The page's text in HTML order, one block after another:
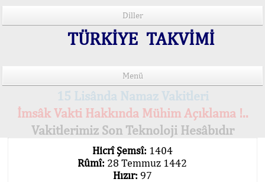
Diller
TÜRKİYE TAKVİMİ
Menü
15 Lisânda Namaz Vakitleri
İmsâk Vakti Hakkında Mühim Açıklama !..
Vakitlerimiz Son Teknoloji Hesâbıdır
Hicrî Şemsî: 1404
Rûmî: 28 Temmuz 1442
Hızır: 97